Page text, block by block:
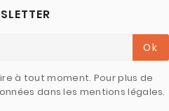
Ok
à tout moment. Pour plus de
dans les mentions légales.